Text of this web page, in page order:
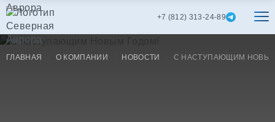
+7 (812) 313-24-89
ГЛАВНАЯ О КОМПАНИИ НОВОСТИ С НАСТУПАЮЩИМ